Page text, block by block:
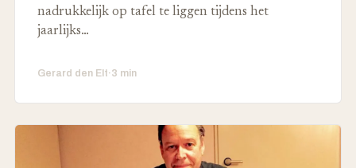
nadrukkelijk op tafel te liggen tijdens het
jaarlijks…
Gerard den Elt·3 min